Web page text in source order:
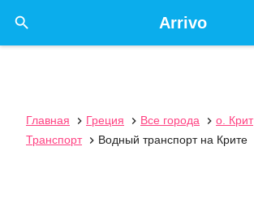
Arrivo

Главная  Греция  Все города  о. Крит
Транспорт
 Водный транспорт на Крите